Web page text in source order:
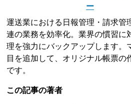
ー
運送業における日報管理・請求管
連の業務を効率化。業界の慣習に
理を強力にバックアップします。
目を追加して、オリジナル帳票の
です。
この記事の著者